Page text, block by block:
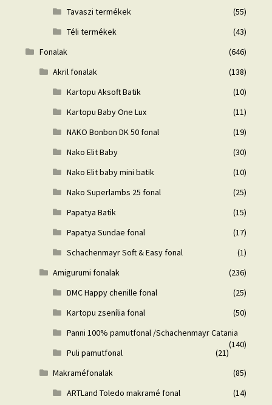
Tavaszi termékek
(55)
Téli termékek
(43)
Fonalak
(646)
Akril fonalak
(138)
Kartopu Aksoft Batik
(10)
Kartopu Baby One Lux
(11)
NAKO Bonbon DK 50 fonal
(19)
Nako Elit Baby
(30)
Nako Elit baby mini batik
(10)
Nako Superlambs 25 fonal
(25)
Papatya Batik
(15)
Papatya Sundae fonal
(17)
Schachenmayr Soft & Easy fonal
(1)
Amigurumi fonalak
(236)
DMC Happy chenille fonal
(25)
Kartopu zsenília fonal
(50)
Panni 100% pamutfonal /Schachenmayr Catania
(140)
Puli pamutfonal
(21)
Makraméfonalak
(85)
ARTLand Toledo makramé fonal
(14)